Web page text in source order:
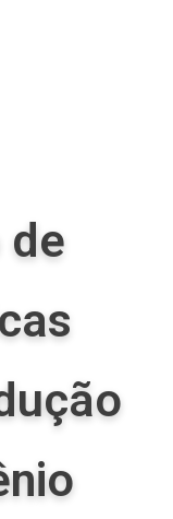
de